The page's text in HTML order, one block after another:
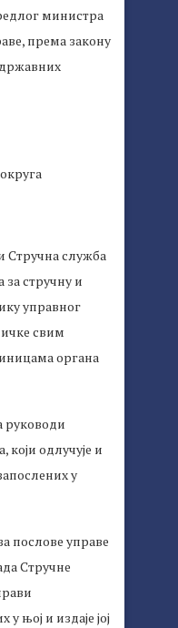
министра
према закону
државних
Стручна служба
за стручну и
управног
свим
органа
руководи
одлучује и
у
послове управе
Стручне
њој и издаје јој